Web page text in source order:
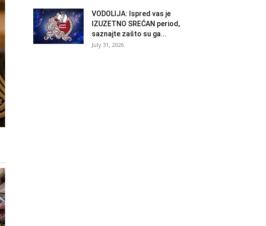
VODOLIJA: Ispred vas je
IZUZETNO SREĆAN period,
saznajte zašto su ga...
July 31, 2026